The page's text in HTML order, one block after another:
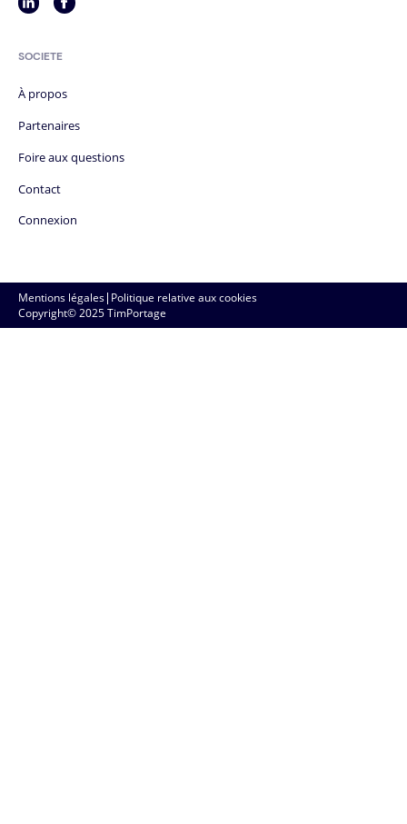
SOCIÉTÉ
À propos
Partenaires
Foire aux questions
Contact
Connexion
Copyright© 2025 TimPortage
Mentions légales| Politique relative aux cookies